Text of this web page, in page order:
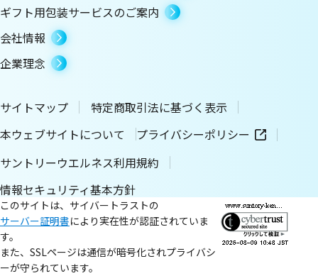
ギフト用包装サービスのご案内
会社情報
企業理念
サイトマップ
特定商取引法に基づく表示
本ウェブサイトについて
プライバシーポリシー
サントリーウエルネス利用規約
情報セキュリティ基本方針
このサイトは、サイバートラストの
サーバー証明書により実在性が認証されていま
す。
また、SSLページは通信が暗号化されプライバシ
ーが守られています。